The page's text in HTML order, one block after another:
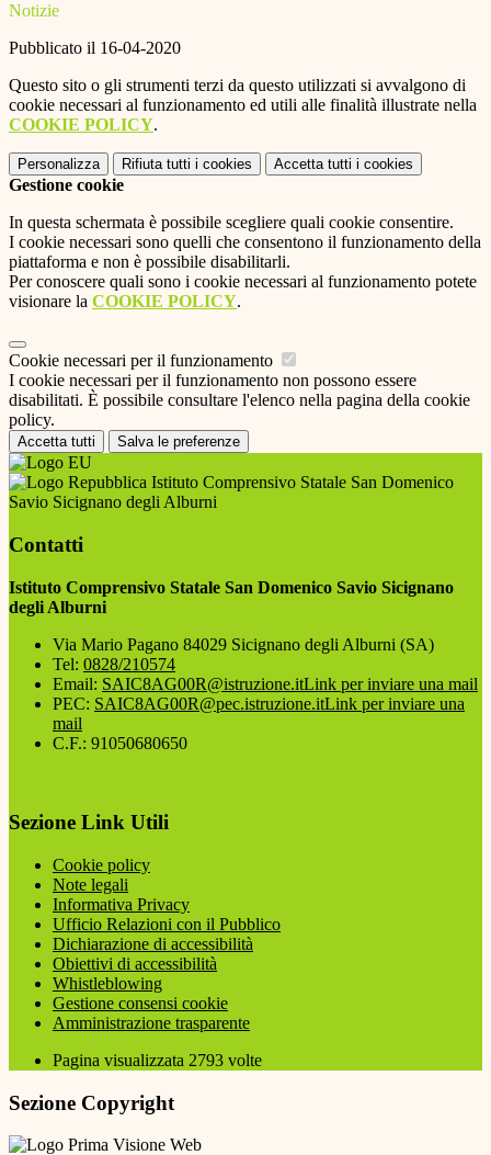
Notizie
Pubblicato il 16-04-2020
Questo sito o gli strumenti terzi da questo utilizzati si avvalgono di
cookie necessari al funzionamento ed utili alle finalità illustrate nella
COOKIE POLICY.
Personalizza Rifiuta tutti i cookies Accetta tutti i cookies
Gestione cookie
In questa schermata è possibile scegliere quali cookie consentire.
I cookie necessari sono quelli che consentono il funzionamento della
piattaforma e non è possibile disabilitarli.
Per conoscere quali sono i cookie necessari al funzionamento potete
visionare la COOKIE POLICY.
Cookie necessari per il funzionamento
I cookie necessari per il funzionamento non possono essere
disabilitati. È possibile consultare l'elenco nella pagina della cookie
policy.
Accetta tutti Salva le preferenze
Istituto Comprensivo Statale San Domenico
Savio Sicignano degli Alburni
Contatti
Istituto Comprensivo Statale San Domenico Savio Sicignano
degli Alburni
Via Mario Pagano 84029 Sicignano degli Alburni (SA)
Tel: 0828/210574
Email: SAIC8AG00R@istruzione.itLink per inviare una mail
PEC: SAIC8AG00R@pec.istruzione.itLink per inviare una
mail
C.F.: 91050680650
Sezione Link Utili
Cookie policy
Note legali
Informativa Privacy
Ufficio Relazioni con il Pubblico
Dichiarazione di accessibilità
Obiettivi di accessibilità
Whistleblowing
Gestione consensi cookie
Amministrazione trasparente
Pagina visualizzata 2793 volte
Sezione Copyright